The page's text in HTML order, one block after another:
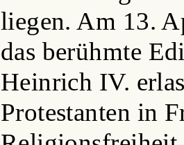
liegen. Am 13.
das berühmte
Heinrich IV.
Protestanten in